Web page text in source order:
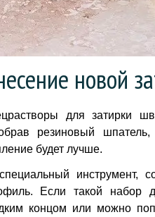
новой
для затирки
резиновый шпатель,
будет лучше.
инструмент,
Если такой набор
концом или можно